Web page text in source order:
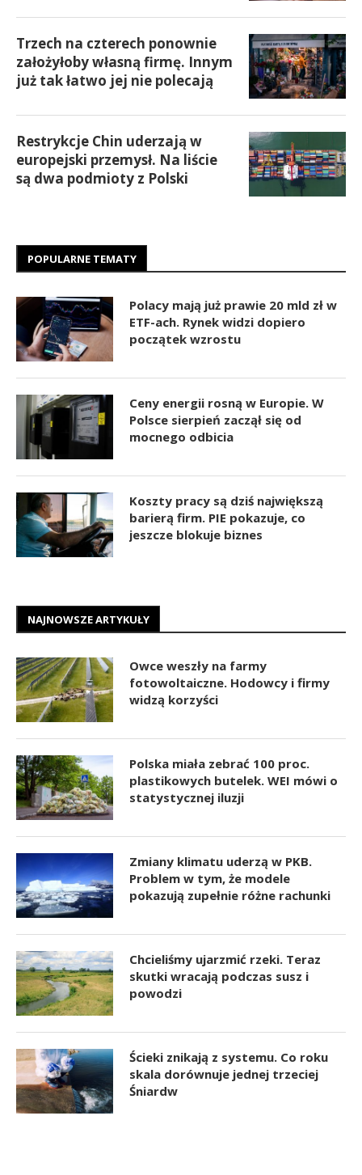
Trzech na czterech ponownie
założyłoby własną firmę. Innym
już tak łatwo jej nie polecają
Restrykcje Chin uderzają w
europejski przemysł. Na liście
są dwa podmioty z Polski
POPULARNE TEMATY
Polacy mają już prawie 20 mld zł w
ETF-ach. Rynek widzi dopiero
początek wzrostu
Ceny energii rosną w Europie. W
Polsce sierpień zaczął się od
mocnego odbicia
Koszty pracy są dziś największą
barierą firm. PIE pokazuje, co
jeszcze blokuje biznes
NAJNOWSZE ARTYKUŁY
Owce weszły na farmy
fotowoltaiczne. Hodowcy i firmy
widzą korzyści
Polska miała zebrać 100 proc.
plastikowych butelek. WEI mówi o
statystycznej iluzji
Zmiany klimatu uderzą w PKB.
Problem w tym, że modele
pokazują zupełnie różne rachunki
Chcieliśmy ujarzmić rzeki. Teraz
skutki wracają podczas susz i
powodzi
Ścieki znikają z systemu. Co roku
skala dorównuje jednej trzeciej
Śniardw